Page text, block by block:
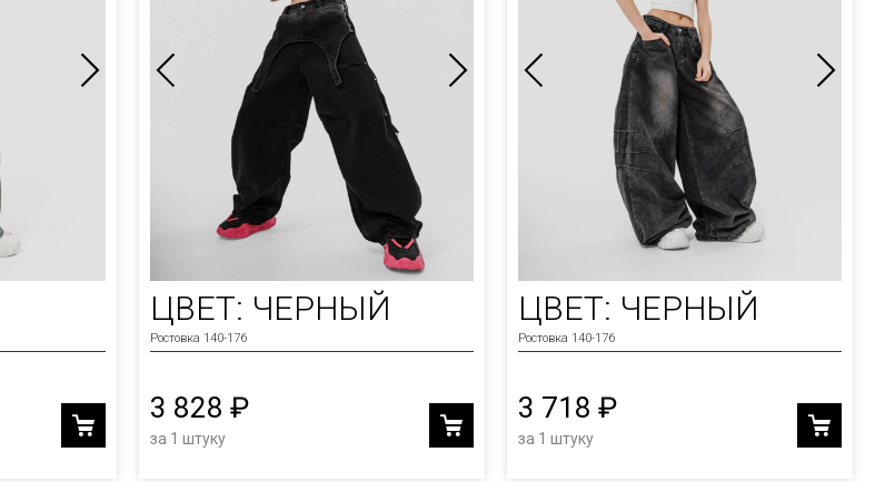
ЦВЕТ: ЧЕРНЫЙ
Ростовка 140-176
3 828 ₽
за 1 штуку
ЦВЕТ: ЧЕРНЫЙ
Ростовка 140-176
3 718 ₽
за 1 штуку